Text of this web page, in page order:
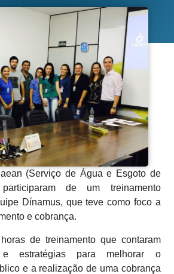
(Serviço de Água e Esgoto de
de um treinamento
Dínamus, que teve como foco a
e cobrança.
de treinamento que contaram
estratégias para melhorar o
e a realização de uma cobrança